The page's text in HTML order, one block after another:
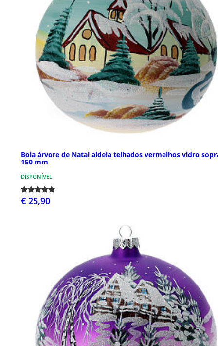
Bola árvore de Natal aldeia telhados vermelhos vidro
150 mm
DISPONÍVEL
€ 25,90